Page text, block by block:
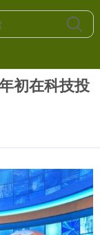
初在科技投